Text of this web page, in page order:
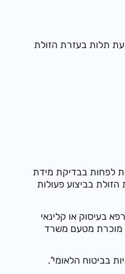
תלות בעזרת הזולת
בבדיקת מידת
בביצוע פעולות
בעיסוק או קלינאי
מטעם משרד
בביטוח הלאומי".